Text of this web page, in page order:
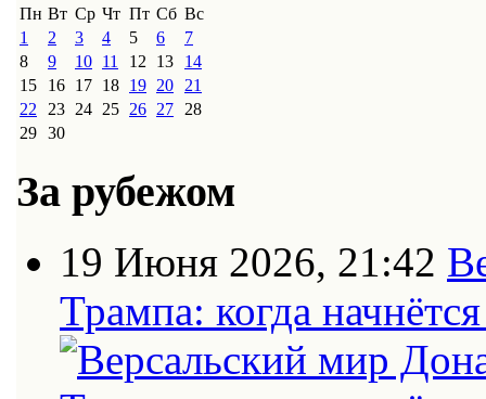
Пн Вт Ср Чт Пт Сб Вс
1
2 3 4 5 6
7
8
9 10 11 12 13
14
15
16 17 18 19 20
21
22
23 24 25 26 27
28
29 30
За рубежом
19 Июня 2026, 21:42
Трампа: когда